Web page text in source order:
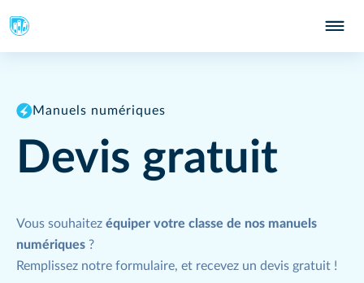
Manuels numériques
Devis gratuit
Vous souhaitez équiper votre classe de nos manuels
numériques ?
Remplissez notre formulaire, et recevez un devis gratuit !